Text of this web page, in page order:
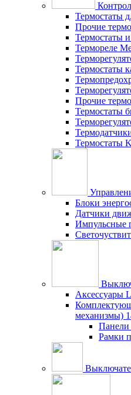
Термостаты
Прочие
Термостаты
Термореле
Термостаты
Прочие
Термостаты
Термостаты
Блоки
Датчики
Импульсные
Аксессуары
механизмы)
Рамки